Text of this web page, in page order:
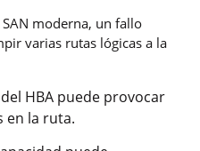
moderna, un fallo
varias rutas lógicas a la
HBA puede provocar
en la ruta.